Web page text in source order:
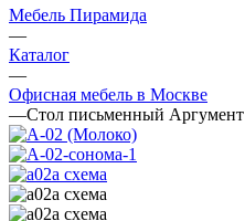
Мебель Пирамида
—
Каталог
—
Офисная мебель в Москве
—Стол письменный